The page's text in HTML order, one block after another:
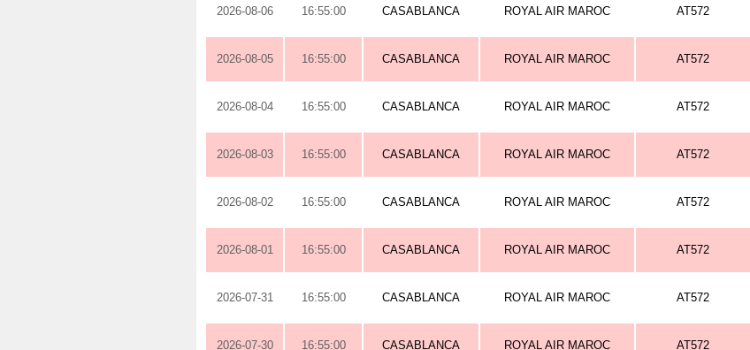
2026-08-06 16:55:00 CASABLANCA ROYAL AIR MAROC AT572
2026-08-05 16:55:00 CASABLANCA ROYAL AIR MAROC AT572
2026-08-04 16:55:00 CASABLANCA ROYAL AIR MAROC AT572
2026-08-03 16:55:00 CASABLANCA ROYAL AIR MAROC AT572
2026-08-02 16:55:00 CASABLANCA ROYAL AIR MAROC AT572
2026-08-01 16:55:00 CASABLANCA ROYAL AIR MAROC AT572
2026-07-31 16:55:00 CASABLANCA ROYAL AIR MAROC AT572
2026-07-30 16:55:00 CASABLANCA ROYAL AIR MAROC AT572